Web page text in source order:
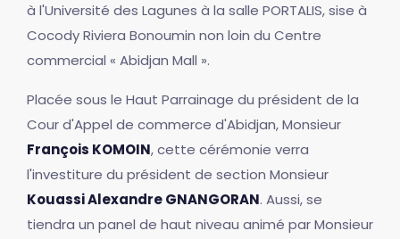
à l'Université des Lagunes à la salle PORTALIS, sise à
Cocody Riviera Bonoumin non loin du Centre
commercial « Abidjan Mall ».
Placée sous le Haut Parrainage du président de la
Cour d'Appel de commerce d'Abidjan, Monsieur
François KOMOIN, cette cérémonie verra
l'investiture du président de section Monsieur
Kouassi Alexandre GNANGORAN. Aussi, se
tiendra un panel de haut niveau animé par Monsieur